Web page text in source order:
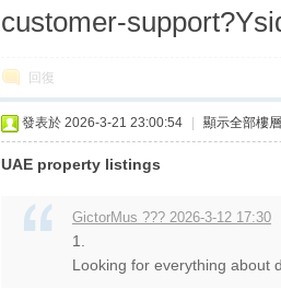
customer-
回復
發表於 2026-3-21 23:00:54 顯示全部樓層
UAE property listings
GictorMus ??? 2026-3-12 17:30
1.
Looking for everything about